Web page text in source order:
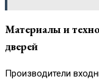
Материалы и
дверей
Производители